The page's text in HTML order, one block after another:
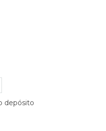
depósito